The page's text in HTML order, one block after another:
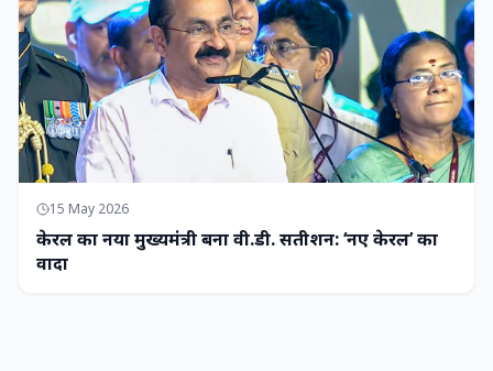
15 May 2026
केरल का नया मुख्यमंत्री बना वी.डी. सतीशन: ‘नए केरल’ का
वादा